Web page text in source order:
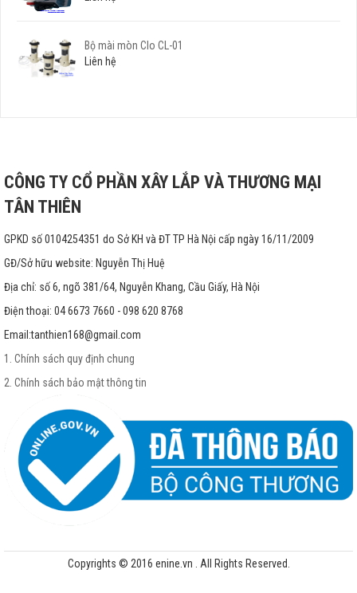
Bộ mài mòn Clo CL-01
Liên hệ
CÔNG TY CỔ PHẦN XÂY LẮP VÀ THƯƠNG MẠI
TÂN THIÊN
GPKD số 0104254351 do Sở KH và ĐT TP Hà Nội cấp ngày 16/11/2009
GĐ/Sở hữu website: Nguyễn Thị Huệ
Địa chỉ: số 6, ngõ 381/64, Nguyễn Khang, Cầu Giấy, Hà Nội
Điện thoại: 04 6673 7660 - 098 620 8768
Email:tanthien168@gmail.com
1. Chính sách quy định chung
2. Chính sách bảo mật thông tin
Copyrights © 2016 enine.vn . All Rights Reserved.